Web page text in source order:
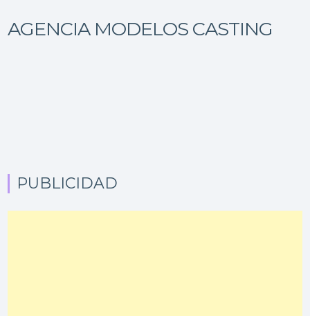
AGENCIA MODELOS CASTING
PUBLICIDAD